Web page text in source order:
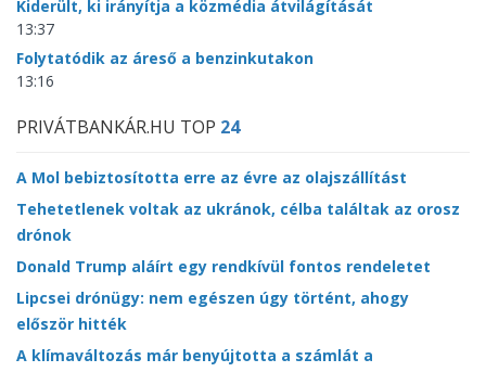
Kiderült, ki irányítja a közmédia átvilágítását
13:37
Folytatódik az áreső a benzinkutakon
13:16
PRIVÁTBANKÁR.HU TOP 24
A Mol bebiztosította erre az évre az olajszállítást
Tehetetlenek voltak az ukránok, célba találtak az orosz
drónok
Donald Trump aláírt egy rendkívül fontos rendeletet
Lipcsei drónügy: nem egészen úgy történt, ahogy
először hitték
A klímaváltozás már benyújtotta a számlát a